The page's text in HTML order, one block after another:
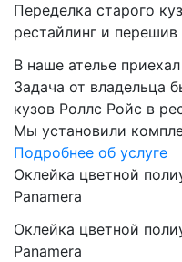
Переделка старого
рестайлинг и перешив
В наше ателье
Задача от владельца
кузов Роллс Ройс в
Мы установили
Подробнее об услуге
Оклейка цветной
Panamera
Оклейка цветной
Panamera